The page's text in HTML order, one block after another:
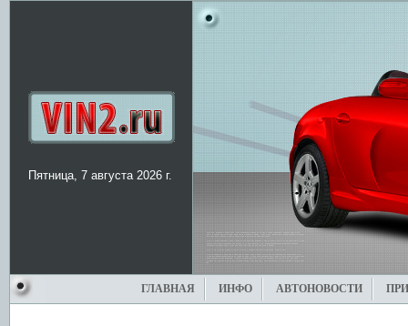
Пятница, 7 августа 2026 г.
ГЛАВНАЯ ИНФО АВТОНОВОСТИ